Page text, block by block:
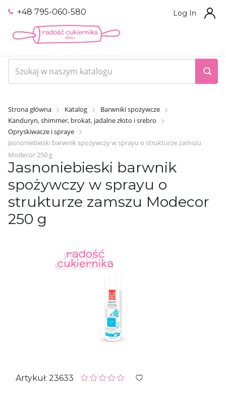
+48 795-060-580 Log In
Strona główna Katalog
Barwniki spożywcze
Kanduryn, shimmer, brokat, jadalne złoto i srebro
Opryskiwacze i spraye
Jasnoniebieski barwnik spożywczy w sprayu o strukturze zamszu
Modecor 250 g
Jasnoniebieski barwnik
spożywczy w sprayu o
strukturze zamszu Modecor
250 g
Artykuł: 23633